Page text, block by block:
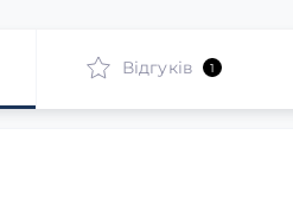
Відгуків 1